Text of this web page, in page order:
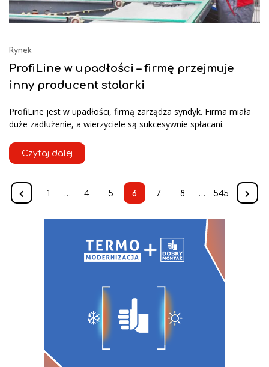
Rynek
ProfiLine w upadłości – firmę przejmuje
inny producent stolarki
ProfiLine jest w upadłości, firmą zarządza syndyk. Firma miała
duże zadłużenie, a wierzyciele są sukcesywnie spłacani.
Czytaj dalej
1 … 4 5 6 7 8 … 545